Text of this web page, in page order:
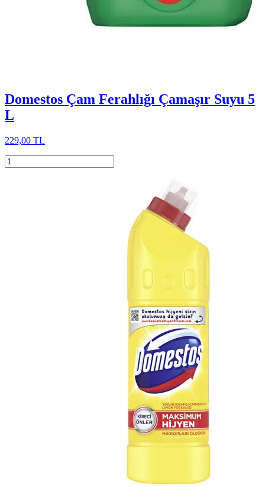
Domestos Çam Ferahlığı Çamaşır Suyu 5
L
229,00 TL